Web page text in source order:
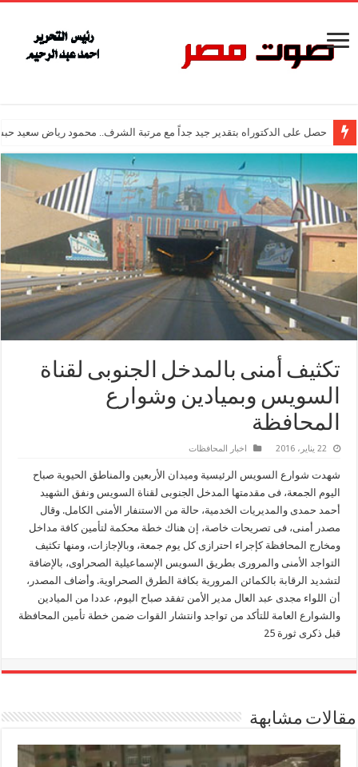
حصل على الدكتوراه بتقدير جيد جداً مع مرتبة الشرف.. محمود رياض سعيد
تكثيف أمنى بالمدخل الجنوبى لقناة
السويس وبميادين وشوارع
المحافظة
22 يناير، 2016 اخبار المحافظات
شهدت شوارع السويس الرئيسية وميدان الأربعين والمناطق الحيوية صباح
اليوم الجمعة، فى مقدمتها المدخل الجنوبى لقناة السويس ونفق الشهيد
أحمد حمدى والمديريات الخدمية، حالة من الاستنفار الأمنى الكامل. وقال
مصدر أمنى، فى تصريحات خاصة، إن هناك خطة محكمة لتأمين كافة مداخل
ومخارج المحافظة كإجراء احترازى كل يوم جمعة، وبالإجازات، ومنها تكثيف
التواجد الأمنى والمرورى بطريق السويس الإسماعيلية الصحراوى، بالإضافة
لتشديد الرقابة بالكمائن المرورية بكافة الطرق الصحراوية. وأضاف المصدر،
أن اللواء مجدى عبد العال مدير الأمن تفقد صباح اليوم، عددا من الميادين
والشوارع العامة للتأكد من تواجد وانتشار القوات ضمن خطة تأمين المحافظة
قبل ذكرى ثورة 25
مقالات مشابهة